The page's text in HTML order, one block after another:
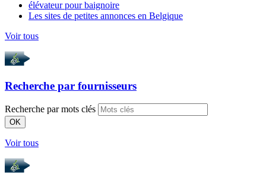
élévateur pour baignoire
Les sites de petites annonces en Belgique
Voir tous
Recherche par fournisseurs
Recherche par mots clés
OK
Voir tous